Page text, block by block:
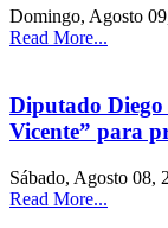
Domingo, Agosto
Read More...
Diputado
Vicente” para
Sábado, Agosto 08,
Read More...